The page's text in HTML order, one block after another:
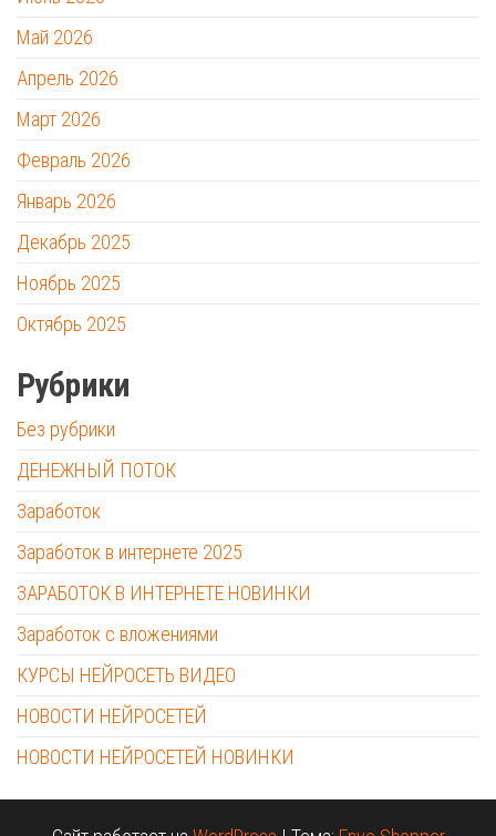
Май 2026
Апрель 2026
Март 2026
Февраль 2026
Январь 2026
Декабрь 2025
Ноябрь 2025
Октябрь 2025
Рубрики
Без рубрики
ДЕНЕЖНЫЙ ПОТОК
Заработок
Заработок в интернете 2025
ЗАРАБОТОК В ИНТЕРНЕТЕ НОВИНКИ
Заработок с вложениями
КУРСЫ НЕЙРОСЕТЬ ВИДЕО
НОВОСТИ НЕЙРОСЕТЕЙ
НОВОСТИ НЕЙРОСЕТЕЙ НОВИНКИ